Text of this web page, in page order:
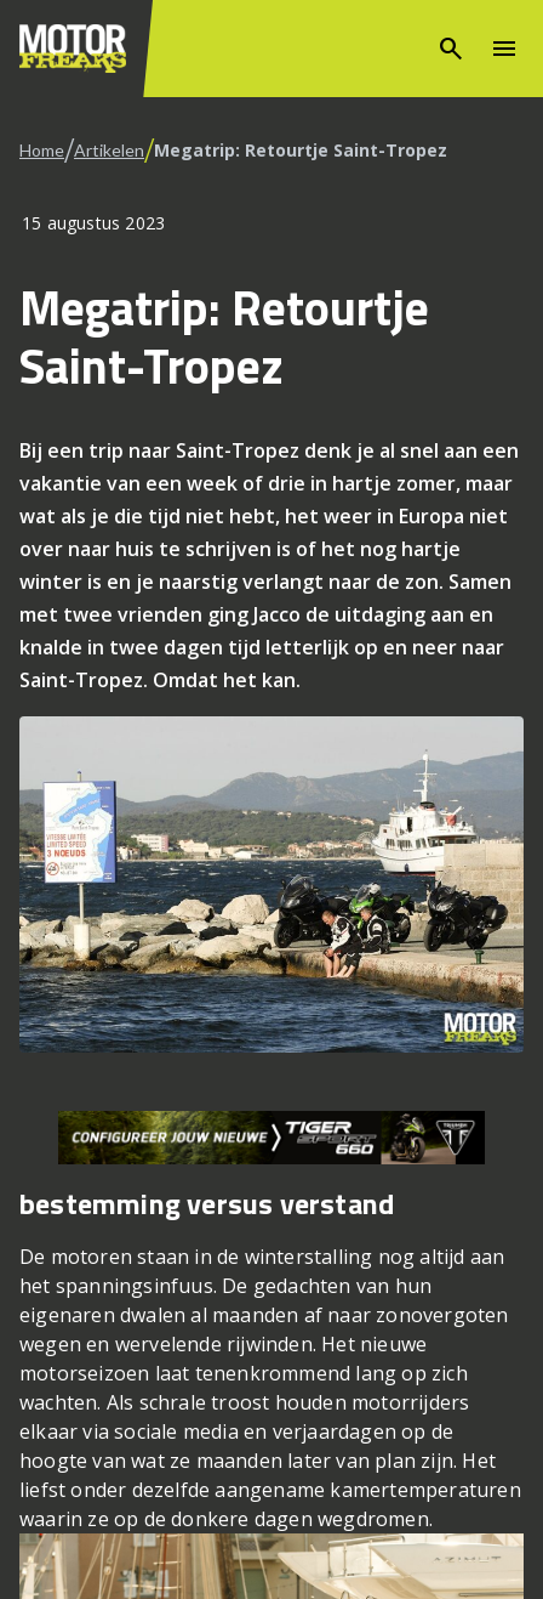
search menu
Home/Artikelen/Megatrip: Retourtje Saint-Tropez
15 augustus 2023
Megatrip: Retourtje
Saint-Tropez
Bij een trip naar Saint-Tropez denk je al snel aan een
vakantie van een week of drie in hartje zomer, maar
wat als je die tijd niet hebt, het weer in Europa niet
over naar huis te schrijven is of het nog hartje
winter is en je naarstig verlangt naar de zon. Samen
met twee vrienden ging Jacco de uitdaging aan en
knalde in twee dagen tijd letterlijk op en neer naar
Saint-Tropez. Omdat het kan.
bestemming versus verstand
De motoren staan in de winterstalling nog altijd aan
het spanningsinfuus. De gedachten van hun
eigenaren dwalen al maanden af naar zonovergoten
wegen en wervelende rijwinden. Het nieuwe
motorseizoen laat tenenkrommend lang op zich
wachten. Als schrale troost houden motorrijders
elkaar via sociale media en verjaardagen op de
hoogte van wat ze maanden later van plan zijn. Het
liefst onder dezelfde aangename kamertemperaturen
waarin ze op de donkere dagen wegdromen.